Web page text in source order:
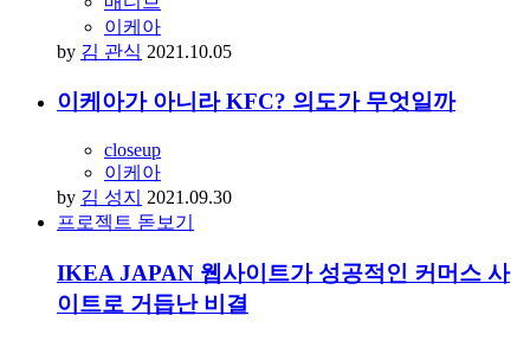
이케아
by 김 관식 2021.10.05
이케아가 아니라 KFC? 의도가 무엇일까
closeup
이케아
by 김 성지
2021.09.30
프로젝트 돋보기
IKEA JAPAN 웹사이트가 성공적인 커머스 사
이트로 거듭난 비결